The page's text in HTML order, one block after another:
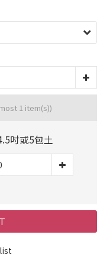
1 item(s))
吋或5包土